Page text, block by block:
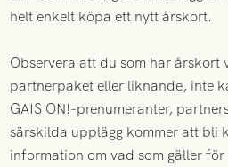
helt enkelt köpa ett nytt årskort.
Observera att du som har årskort
partnerpaket eller liknande, inte
GAIS ON!-prenumeranter,
särskilda upplägg kommer att bli
information om vad som gäller för